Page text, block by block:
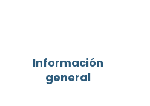
Información
general